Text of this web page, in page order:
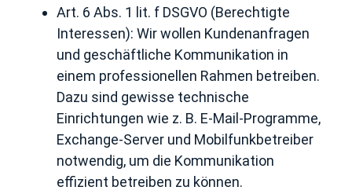
Art. 6 Abs. 1 lit. f DSGVO (Berechtigte
Interessen): Wir wollen Kundenanfragen
und geschäftliche Kommunikation in
einem professionellen Rahmen betreiben.
Dazu sind gewisse technische
Einrichtungen wie z. B. E-Mail-Programme,
Exchange-Server und Mobilfunkbetreiber
notwendig, um die Kommunikation
effizient betreiben zu können.